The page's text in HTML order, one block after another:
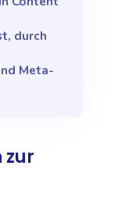
durch
Meta-
zur